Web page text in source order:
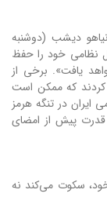
دیشب (دوشنبه
نظامی خود را حفظ
یافت». برخی از
کردند که ممکن است
ایران در تنگه هرمز
قدرت پیش از امضای
خود، سکوت می‌کند نه